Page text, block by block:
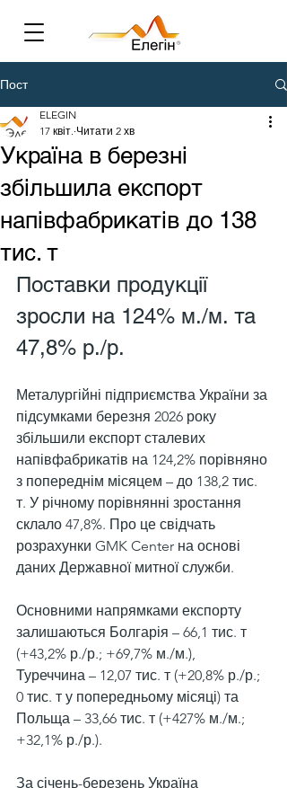
Пост
Україна в березні
збільшила експорт
напівфабрикатів до 138
тис. т
ELEGIN
17 квіт. Читати 2 хв
Поставки продукції
зросли на 124% м./м. та
47,8% р./р.
Металургійні підприємства України за
підсумками березня 2026 року
збільшили експорт сталевих
напівфабрикатів на 124,2% порівняно
з попереднім місяцем – до 138,2 тис.
т. У річному порівнянні зростання
склало 47,8%. Про це свідчать
розрахунки GMK Center на основі
даних Державної митної служби.
Основними напрямками експорту
залишаються Болгарія – 66,1 тис. т
(+43,2% р./р.; +69,7% м./м.),
Туреччина – 12,07 тис. т (+20,8% р./р.;
0 тис. т у попередньому місяці) та
Польща – 33,66 тис. т (+427% м./м.;
+32,1% р./р.).
За січень-березень Україна